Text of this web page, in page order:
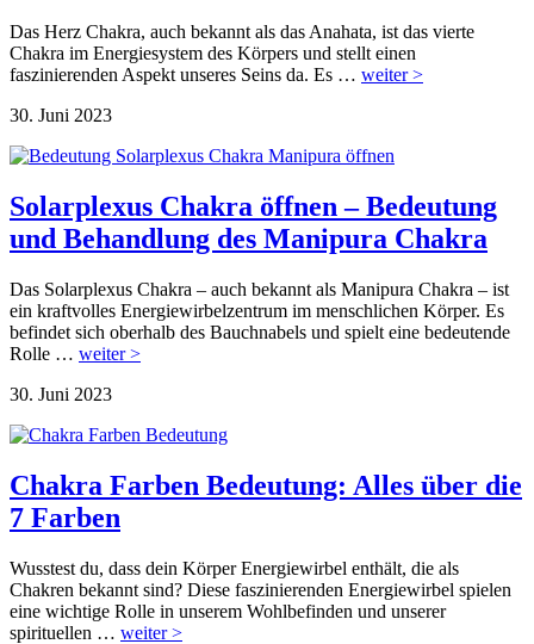
Das Herz Chakra, auch bekannt als das Anahata, ist das vierte
Chakra im Energiesystem des Körpers und stellt einen
faszinierenden Aspekt unseres Seins da. Es … weiter >
30. Juni 2023
Solarplexus Chakra öffnen – Bedeutung
und Behandlung des Manipura Chakra
Das Solarplexus Chakra – auch bekannt als Manipura Chakra – ist
ein kraftvolles Energiewirbelzentrum im menschlichen Körper. Es
befindet sich oberhalb des Bauchnabels und spielt eine bedeutende
Rolle … weiter >
30. Juni 2023
Chakra Farben Bedeutung: Alles über die
7 Farben
Wusstest du, dass dein Körper Energiewirbel enthält, die als
Chakren bekannt sind? Diese faszinierenden Energiewirbel spielen
eine wichtige Rolle in unserem Wohlbefinden und unserer
spirituellen … weiter >